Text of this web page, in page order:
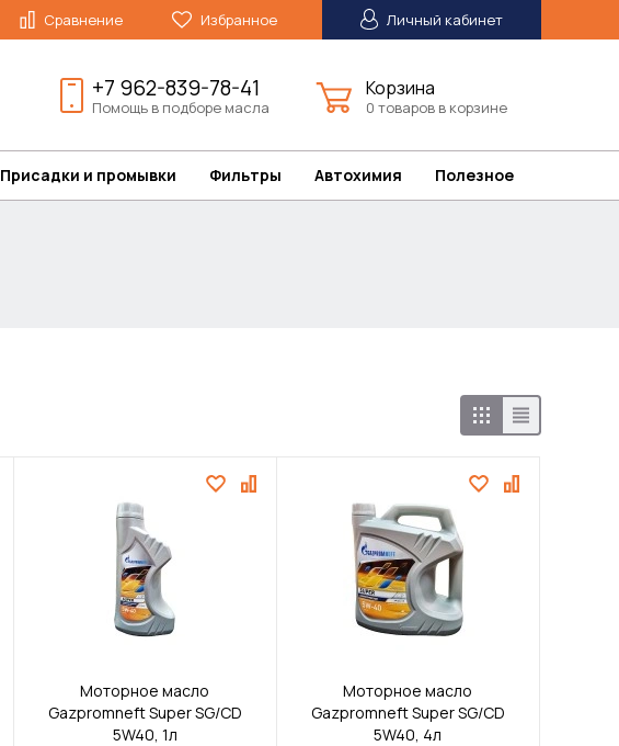
Сравнение Избранное Личный кабинет
+7 962-839-78-41
Помощь в подборе масла
Корзина
0 товаров в корзине
Присадки и промывки Фильтры Автохимия Полезное
Моторное масло
Gazpromneft Super SG/CD
5W40, 1л
Моторное масло
Gazpromneft Super SG/CD
5W40, 4л